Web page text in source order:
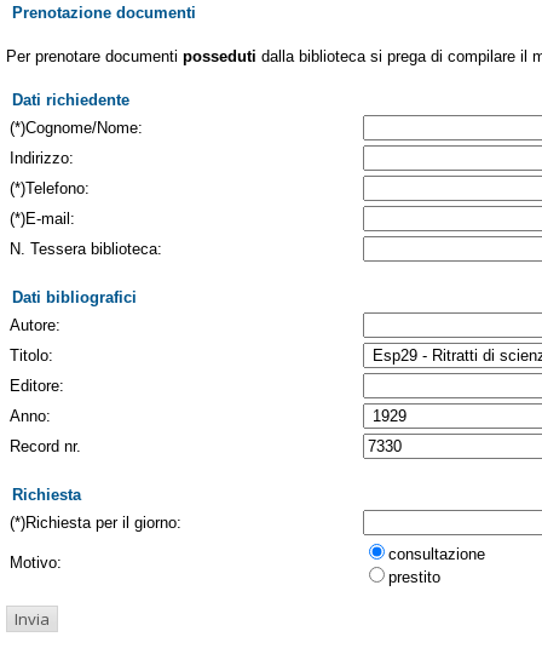
Prenotazione documenti
Per prenotare documenti posseduti dalla biblioteca si prega di compilare il
Dati richiedente
(*)Cognome/Nome:
Indirizzo:
(*)Telefono:
(*)E-mail:
N. Tessera biblioteca:
Dati bibliografici
Autore:
Titolo:
Editore:
Anno:
Record nr.
Richiesta
(*)Richiesta per il giorno:
Motivo:
consultazione
prestito